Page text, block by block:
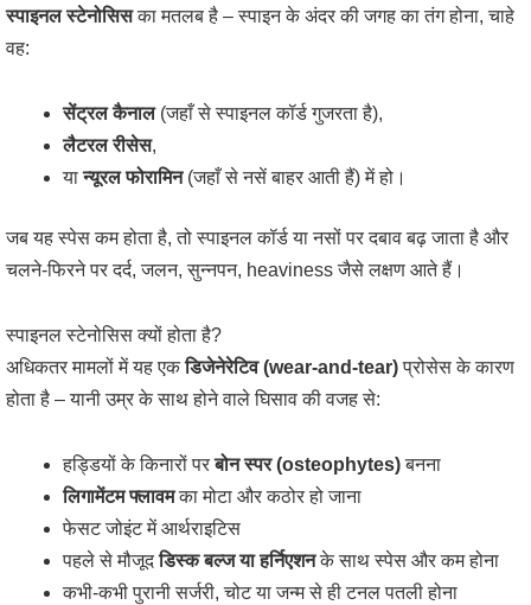
स्पाइनल स्टेनोसिसका मतलब है – स्पाइन के अंदर की जगह का तंग होना, चाहे
वह:
सेंट्रल कैनाल(जहाँ से स्पाइनल कॉर्ड गुजरता है),
लैटरल रीसेस,
यान्यूरल फोरामिन(जहाँ से नसें बाहर आती हैं) में हो।
जब यह स्पेस कम होता है, तो स्पाइनल कॉर्ड या नसों पर दबाव बढ़ जाता है और
चलने-फिरने पर दर्द, जलन, सुन्नपन, heaviness जैसे लक्षण आते हैं।
स्पाइनल स्टेनोसिस क्यों होता है?
अधिकतर मामलों में यह एकडिजेनेरेटिव (wear-and-tear)प्रोसेस के कारण
होता है – यानी उम्र के साथ होने वाले घिसाव की वजह से:
हड्डियों के किनारों परबोन स्पर (osteophytes)बनना
लिगामेंटम फ्लावमका मोटा और कठोर हो जाना
फेसट जोइंट में आर्थराइटिस
पहले से मौजूदडिस्क बल्ज या हर्निएशनके साथ स्पेस और कम होना
कभी-कभी पुरानी सर्जरी, चोट या जन्म से ही टनल पतली होना